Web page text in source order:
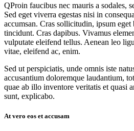
QProin faucibus nec mauris a sodales,
Sed eget viverra egestas nisi in
accumsan. Cras sollicitudin, ipsum
tincidunt. Cras dapibus. Vivamus
vulputate eleifend tellus. Aenean leo
vitae, eleifend ac, enim.
Sed ut perspiciatis, unde omnis iste
accusantium doloremque laudantium,
quae ab illo inventore veritatis et quasi
sunt, explicabo.
At vero eos et accusam